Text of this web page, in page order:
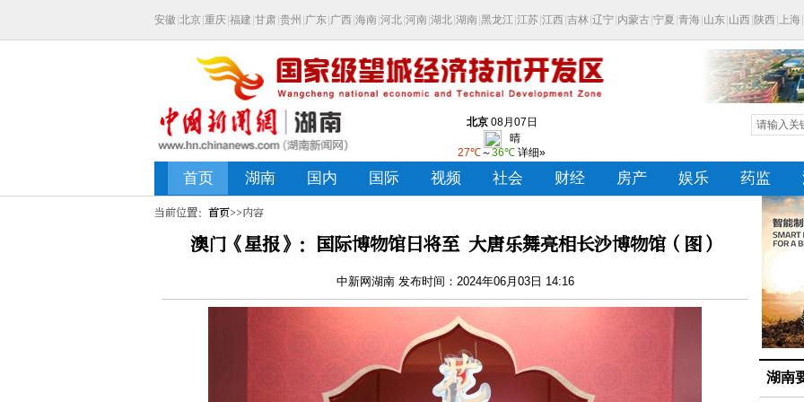
当前位置： 首页>>内容
澳门《星报》：国际博物馆日将至 大唐乐舞亮相长沙博物馆（图）
中新网湖南 发布时间：2024年06月03日 14:16
湖南